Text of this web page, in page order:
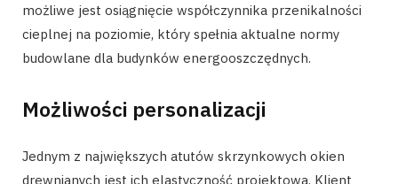
możliwe jest osiągnięcie współczynnika przenikalności
cieplnej na poziomie, który spełnia aktualne normy
budowlane dla budynków energooszczędnych.
Możliwości personalizacji
Jednym z największych atutów skrzynkowych okien
drewnianych jest ich elastyczność projektowa. Klient